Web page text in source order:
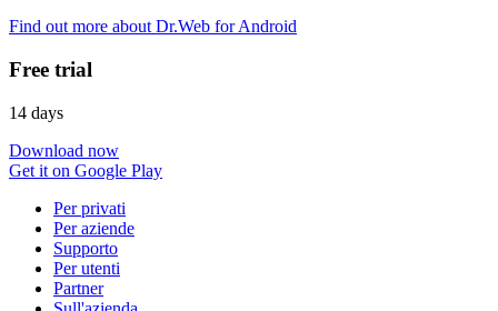
Find out more about Dr.Web for Android
Free trial
14 days
Download now
Get it on Google Play
Per privati
Per aziende
Supporto
Per utenti
Partner